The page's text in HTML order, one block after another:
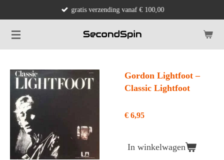
naar
de
gratis verzending vanaf € 100,00
Gordon Lightfoot ‎–
Classic Lightfoot
€ 6,95
In winkelwagen